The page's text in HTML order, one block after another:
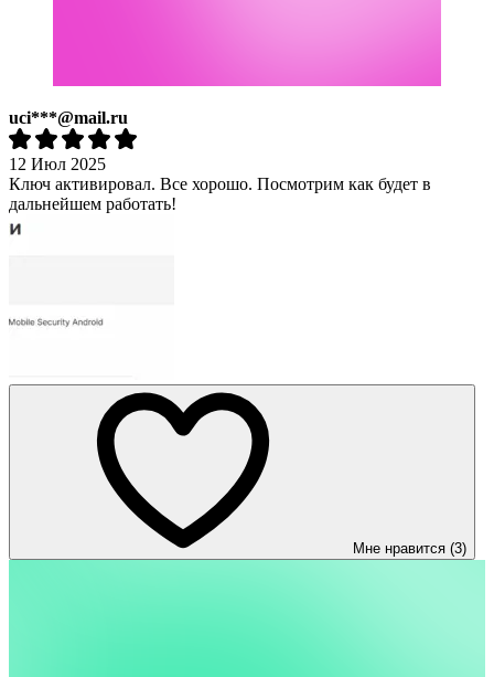
uci***@mail.ru
12 Июл 2025
Ключ активировал. Все хорошо. Посмотрим как будет в
дальнейшем работать!
Мне нравится (3)